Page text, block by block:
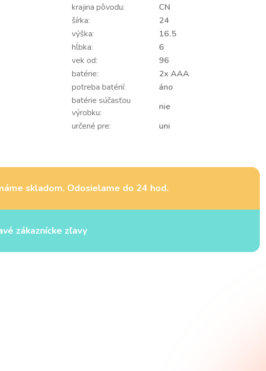
krajina pôvodu:
CN
šírka:
24
výška:
16.5
hĺbka:
6
vek od:
96
batérie:
2x AAA
potreba batérií:
áno
batérie súčasťou
výrobku:
nie
určené pre:
uni
skladom. Odosielame do 24 hod.
zákaznícke zľavy